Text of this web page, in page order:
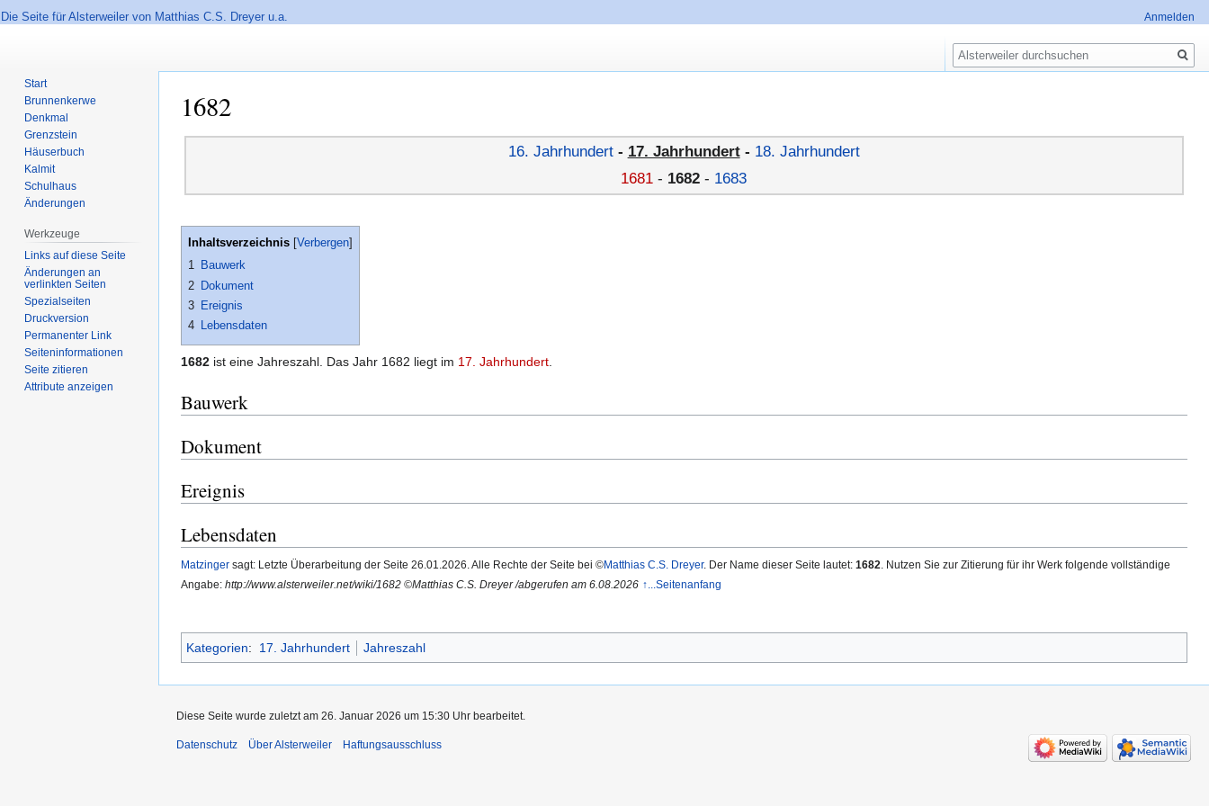
Die Seite für Alsterweiler von Matthias C.S. Dreyer u.a.
1682
16. Jahrhundert - 17. Jahrhundert - 18. Jahrhundert
1681 - 1682- 1683
Inhaltsverzeichnis
1 Bauwerk
2 Dokument
3 Ereignis
4 Lebensdaten
1682 ist eine Jahreszahl. Das Jahr 1682 liegt im 17. Jahrhundert.
Bauwerk
Dokument
Ereignis
Lebensdaten
Matzinger sagt: Letzte Überarbeitung der Seite 26.01.2026. Alle Rechte der Seite bei ©Matthias C.S. Dreyer. Der Name dieser Seite lautet: 1682 . Nutzen Sie zur Zitierung für ihr Werk folgende vollständige
Angabe: http://www.alsterweiler.net/wiki/1682 ©Matthias C.S. Dreyer /abgerufen am 6.08.2026 ↑...Seitenanfang
Kategorien: 17. Jahrhundert Jahreszahl
Anmelden
Suche
Start
Brunnenkerwe
Denkmal
Grenzstein
Häuserbuch
Kalmit
Schulhaus
Änderungen
Werkzeuge
Links auf diese Seite
Änderungen an
verlinkten Seiten
Spezialseiten
Druckversion
Permanenter Link
Seiten­informationen
Seite zitieren
Attribute anzeigen
Diese Seite wurde zuletzt am 26. Januar 2026 um 15:30 Uhr bearbeitet.
Datenschutz Über Alsterweiler Haftungsausschluss